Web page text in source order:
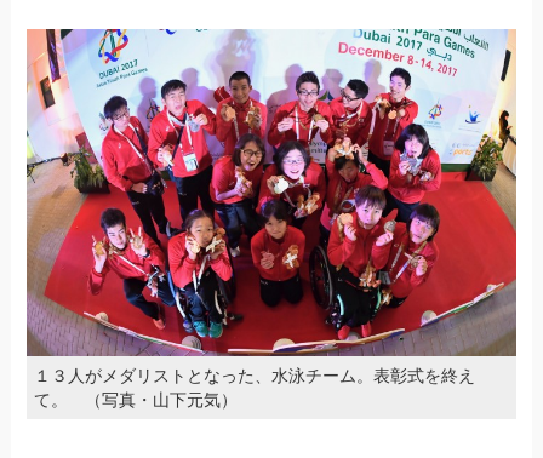
１３人がメダリストとなった、水泳チーム。表彰式を終え
て。 （写真・山下元気）